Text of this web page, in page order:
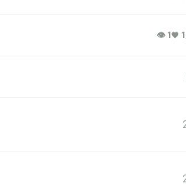
👁 1♥ 1